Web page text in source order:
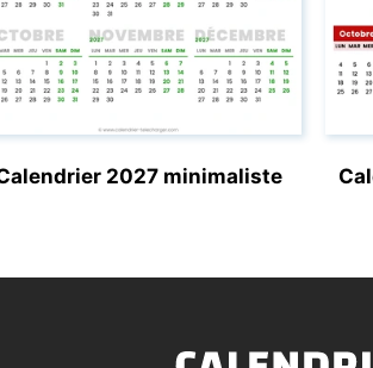
2027 minimaliste